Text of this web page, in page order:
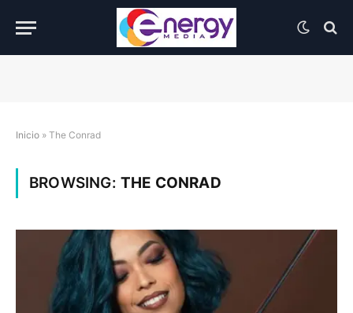
Inicio » The Conrad
BROWSING: THE CONRAD